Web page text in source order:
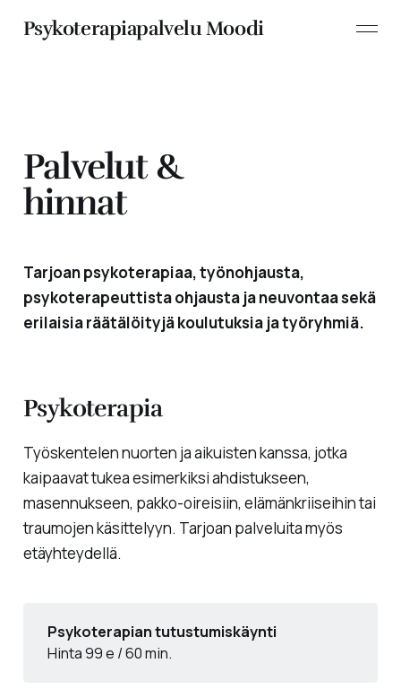
Psykoterapiapalvelu Moodi
Palvelut &
hinnat
Tarjoan psykoterapiaa, työnohjausta,
psykoterapeuttista ohjausta ja neuvontaa sekä
erilaisia räätälöityjä koulutuksia ja työryhmiä.
Psykoterapia
Työskentelen nuorten ja aikuisten kanssa, jotka
kaipaavat tukea esimerkiksi ahdistukseen,
masennukseen, pakko-oireisiin, elämänkriiseihin tai
traumojen käsittelyyn. Tarjoan palveluita myös
etäyhteydellä.
Psykoterapian tutustumiskäynti
Hinta 99 e / 60 min.